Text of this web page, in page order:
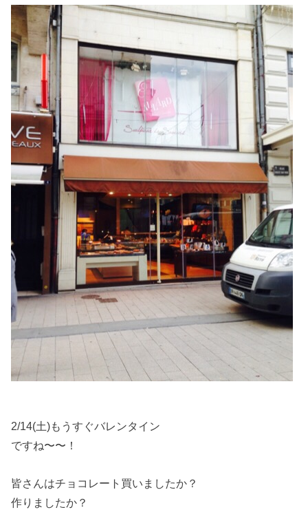
2/14(土)もうすぐバレンタイン
ですね〜〜！
皆さんはチョコレート買いましたか？
作りましたか？